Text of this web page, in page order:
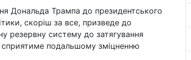
Дональда Трампа до президентського
скоріш за все, призведе до
резервну систему до затягування
сприятиме подальшому зміцненню